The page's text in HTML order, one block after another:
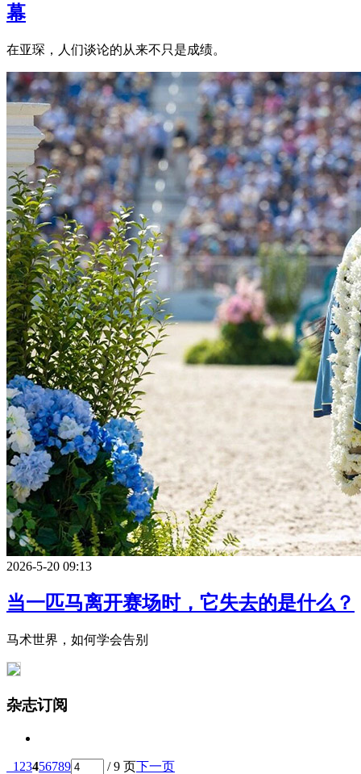
幕
在亚琛，人们谈论的从来不只是成绩。
2026-5-20 09:13
当一匹马离开赛场时，它失去的是什么？
马术世界，如何学会告别
杂志订阅
1 23456789 / 9 页下一页